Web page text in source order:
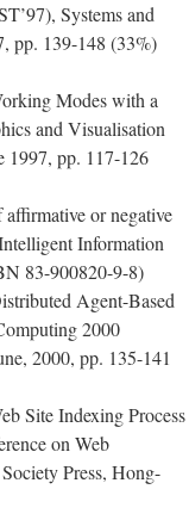
Systems and
pp. 139-148 (33%)
Modes with a
and Visualisation
1997, pp. 117-126
or negative
Information
83-900820-9-8)
Agent-Based
2000
2000, pp. 135-141
Site Indexing Process
on Web
Press, Hong-